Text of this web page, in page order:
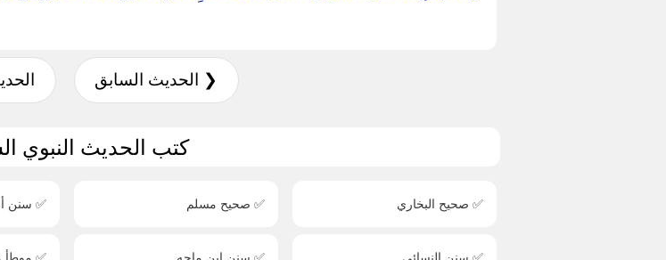
❮ الحديث السابق
كتب الحديث النبوي
✅ صحيح البخاري ✅ صحيح مسلم ✅ سنن